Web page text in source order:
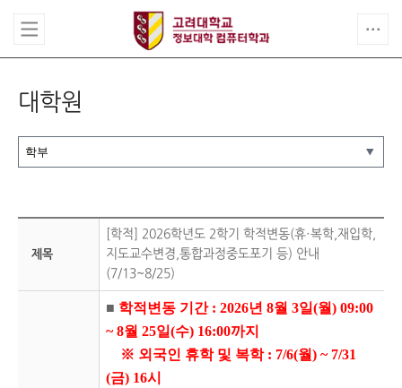
대학원
제목
[학적] 2026학년도 2학기 학적변동(휴·복학,재입학,
지도교수변경,통합과정중도포기 등) 안내
(7/13~8/25)
■ 학적변동 기간 : 2026년 8월 3일(월) 09:00
~ 8월 25일(수) 16:00까지
※ 외국인 휴학 및 복학 : 7/6(월) ~ 7/31
(금) 16시